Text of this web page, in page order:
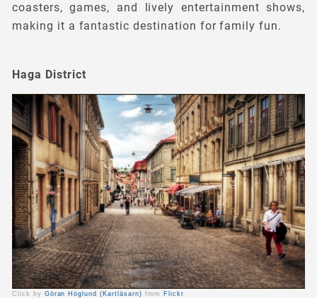
coasters, games, and lively entertainment shows,
making it a fantastic destination for family fun.
Click by Göran Höglund (Kartläsarn) from Flickr
Haga District